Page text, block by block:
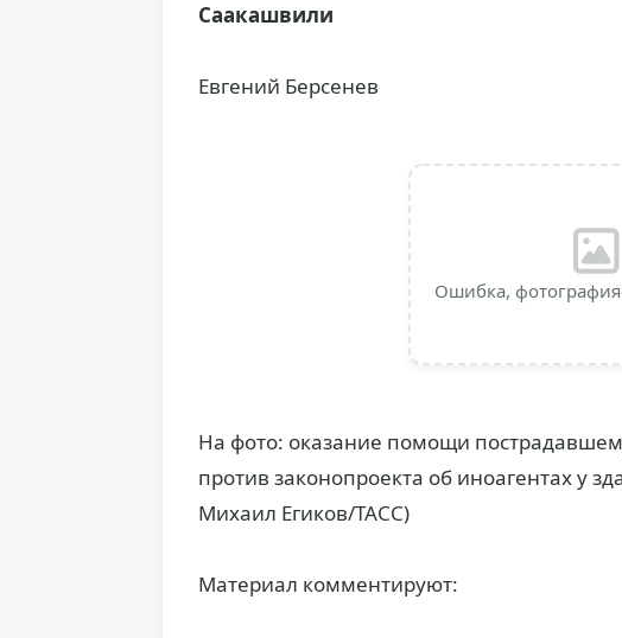
Саакашвили
Евгений Берсенев
Ошибка,
На фото: оказание помощи
против законопроекта об иноагентах у
Михаил Егиков/ТАСС)
Материал комментируют: